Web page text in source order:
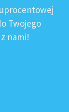
Twojego
nami!